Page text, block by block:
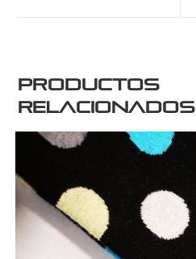
Productos
relacionados